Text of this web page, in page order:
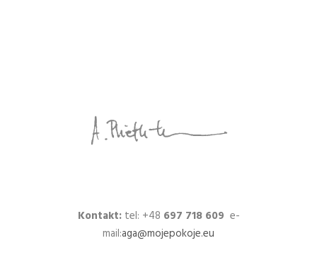
Kontakt:tel: +48 697 718 609 e-
mail:aga@mojepokoje.eu